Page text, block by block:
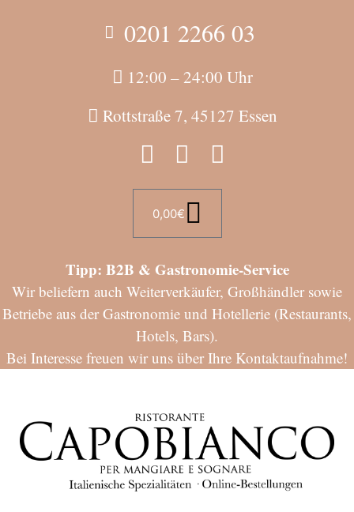
0201 2266 03
12:00 – 24:00 Uhr
Rottstraße 7, 45127 Essen
0,00€
Tipp: B2B & Gastronomie-Service
Wir beliefern auch Weiterverkäufer, Großhändler sowie
Betriebe aus der Gastronomie und Hotellerie (Restaurants,
Hotels, Bars).
Bei Interesse freuen wir uns über Ihre Kontaktaufnahme!